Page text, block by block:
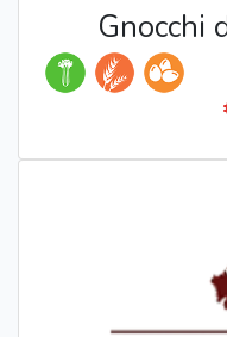
Gnocchi